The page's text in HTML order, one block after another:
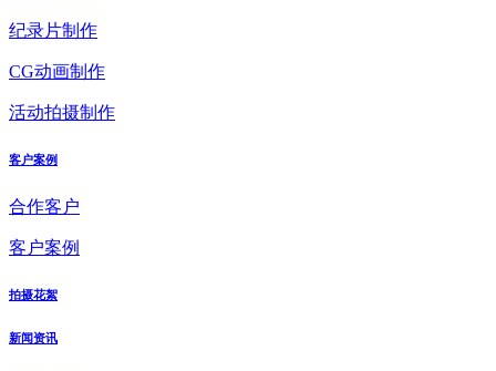
纪录片制作
CG动画制作
活动拍摄制作
客户案例
合作客户
客户案例
拍摄花絮
新闻资讯